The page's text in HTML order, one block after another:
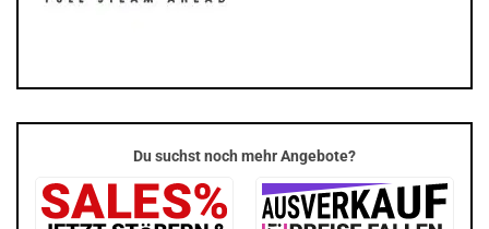
Du suchst noch mehr Angebote?